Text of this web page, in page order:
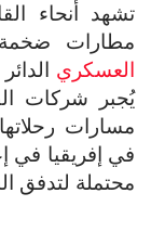
تشهد أنحاء
مطارات
العسكري
يُجبر شركات
مسارات
في إفريقيا في
محتملة لتدفق